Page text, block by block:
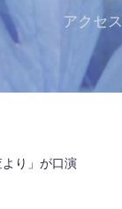
アクセス
り」が口演